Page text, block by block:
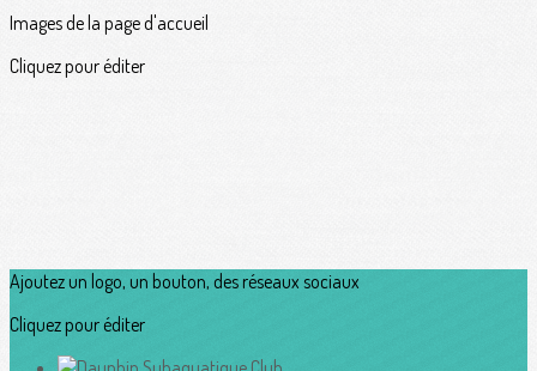
Images de la page d'accueil
Cliquez pour éditer
Ajoutez un logo, un bouton, des réseaux sociaux
Cliquez pour éditer